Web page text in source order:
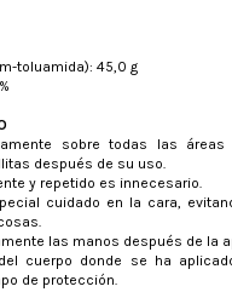
m-toluamida): 45,0 g
sobre todas las
después de su uso.
y repetido es innecesario.
cuidado en la cara,
las manos después de la
cuerpo donde se ha
de protección.